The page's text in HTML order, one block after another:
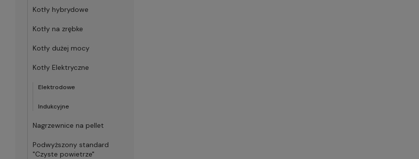
Kotły hybrydowe
Kotły na zrębke
Kotły dużej mocy
Kotły Elektryczne
Elektrodowe
Indukcyjne
Nagrzewnice na pellet
Podwyższony standard
"Czyste powietrze"